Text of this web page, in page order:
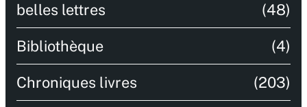
belles lettres (48)
Bibliothèque (4)
Chroniques livres (203)